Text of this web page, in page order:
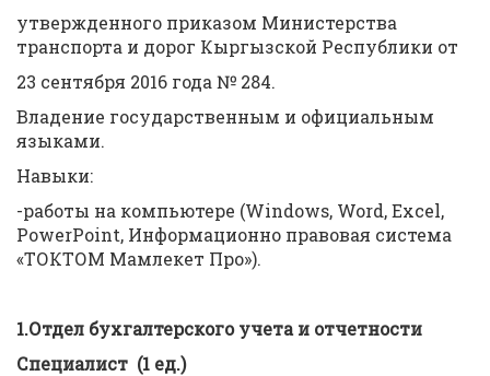
утвержденного приказом Министерства
транспорта и дорог Кыргызской Республики от
23 сентября 2016 года № 284.
Владение государственным и официальным
языками.
Навыки:
-работы на компьютере (Windows, Word, Excel,
PowerPoint, Информационно правовая система
«ТОКТОМ Мамлекет Про»).
1.Отдел бухгалтерского учета и отчетности
Специалист (1 ед.)